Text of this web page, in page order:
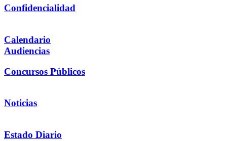
Confidencialidad
Calendario
Audiencias
Concursos Públicos
Noticias
Estado Diario